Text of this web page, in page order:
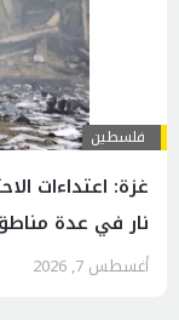
فلسطين
غزة: اعتداءات
نار في عدة
أغسطس 7, 2026